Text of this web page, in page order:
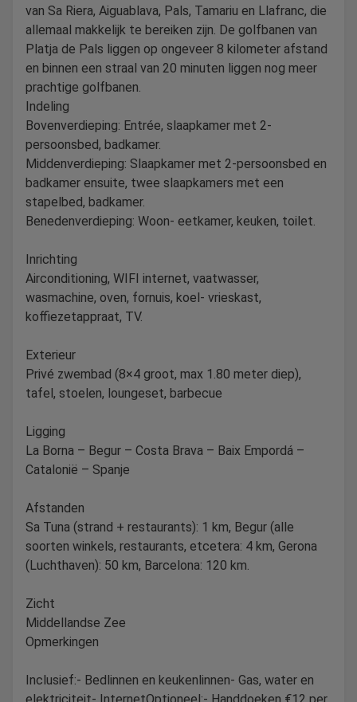
van Sa Riera, Aiguablava, Pals, Tamariu en Llafranc, die
allemaal makkelijk te bereiken zijn. De golfbanen van
Platja de Pals liggen op ongeveer 8 kilometer afstand
en binnen een straal van 20 minuten liggen nog meer
prachtige golfbanen.
Indeling
Bovenverdieping: Entrée, slaapkamer met 2-
persoonsbed, badkamer.
Middenverdieping: Slaapkamer met 2-persoonsbed en
badkamer ensuite, twee slaapkamers met een
stapelbed, badkamer.
Benedenverdieping: Woon- eetkamer, keuken, toilet.
Inrichting
Airconditioning, WIFI internet, vaatwasser,
wasmachine, oven, fornuis, koel- vrieskast,
koffiezetappraat, TV.
Exterieur
Privé zwembad (8×4 groot, max 1.80 meter diep),
tafel, stoelen, loungeset, barbecue
Ligging
La Borna – Begur – Costa Brava – Baix Empordá –
Catalonië – Spanje
Afstanden
Sa Tuna (strand + restaurants): 1 km, Begur (alle
soorten winkels, restaurants, etcetera: 4 km, Gerona
(Luchthaven): 50 km, Barcelona: 120 km.
Zicht
Middellandse Zee
Opmerkingen
Inclusief:- Bedlinnen en keukenlinnen- Gas, water en
elektriciteit- InternetOptioneel:- Handdoeken €12 per